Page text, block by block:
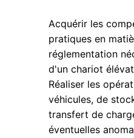
Acquérir les
pratiques en
réglementation
d'un chariot
Réaliser les
véhicules, de
transfert de
éventuelles